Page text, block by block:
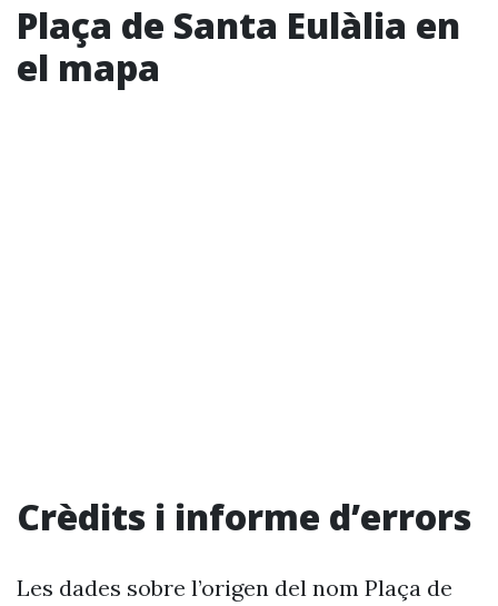
Plaça de Santa Eulàlia en
el mapa
Crèdits i informe d’errors
Les dades sobre l’origen del nom Plaça de